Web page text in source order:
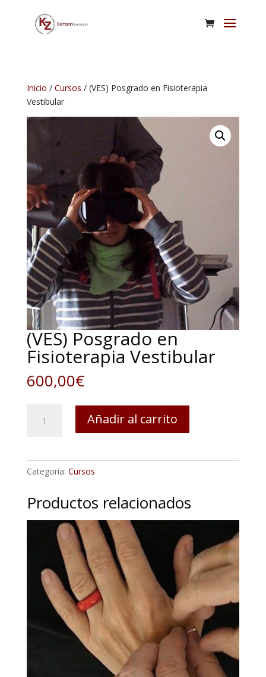
Inicio / Cursos / (VES) Posgrado en Fisioterapia
Vestibular
(VES) Posgrado en
Fisioterapia Vestibular
600,00€
Posgrado
Vestibular
cantidad
Añadir al carrito
Categoría: Cursos
Productos relacionados